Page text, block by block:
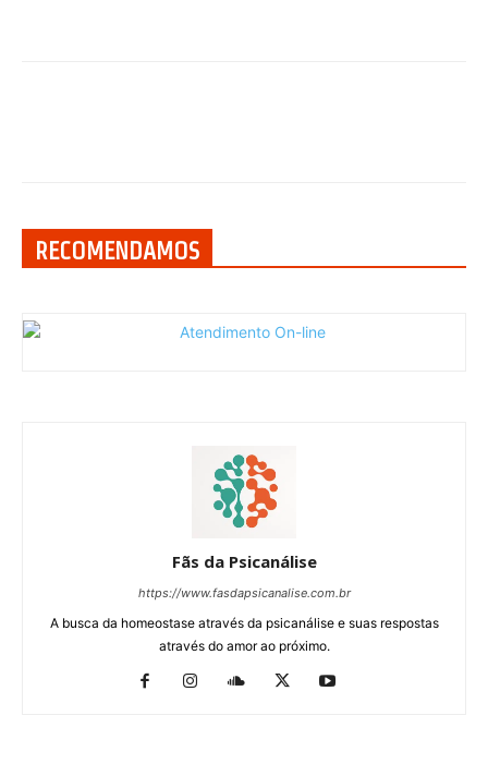
RECOMENDAMOS
Fãs da Psicanálise
https://www.fasdapsicanalise.com.br
A busca da homeostase através da psicanálise e suas respostas
através do amor ao próximo.